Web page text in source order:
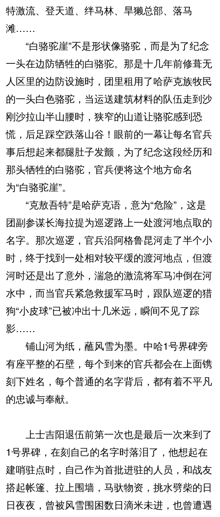
特激流、登天道、绊马林、旱獭总部、落马
滩……
“白骆驼崖”不是形状像骆驼，而是为了纪念
一头在边防牺牲的白骆驼。那是十几年前修葺无
人区里的边防设施时，团里租用了哈萨克族牧民
的一头白色骆驼，当运送建筑材料的队伍走到沙
刚沙拉山半山腰时，狭窄的山道让骆驼感到恐
慌，后足踩空跌落山谷！眼前的一幕让每名官兵
事后想起来都腿肚子发颤，为了纪念这段经历和
那头牺牲的白骆驼，官兵便将这个地方命名
为“白骆驼崖”。
“克敖吾特”是哈萨克语，意为“危险”，这是
团副参谋长海拉提为巡逻路上一处渡河地点取的
名字。那次巡逻，官兵沿阿格鲁昆河走了半个小
时，终于找到一处相对较平缓的渡河地点，但渡
河时还是出了意外，湍急的激流将军马冲倒在河
水中，而当官兵紧急救援军马时，跟队巡逻的猎
狗“小皮球”已被冲出十几米远，瞬间不见了踪
影……
铺山河为纸，蘸风雪为墨。中哈1号界碑旁
有座平整的石壁，每个到来的官兵都会在上面镌
刻下姓名，每个普通的名字背后，都有着不平凡
的忠诚与奉献。
上士吉阳退伍前第一次也是最后一次来到了
1号界碑，在刻自己的名字时落泪了，他想起在
建哨驻点时，自己作为首批进驻的人员，和战友
搭起帐篷、拉上围墙，马驮物资，挑水劈柴的日
日夜夜，曾被风雪围困数日滴米未进，也曾遭遇